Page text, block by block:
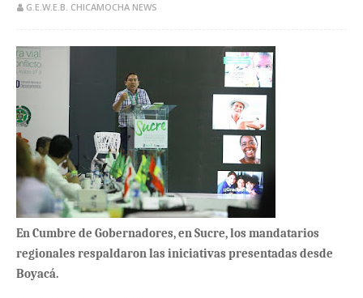
G.E.W.E.B. CHICAMOCHA NEWS
En Cumbre de Gobernadores, en Sucre, los mandatarios
regionales respaldaron las iniciativas presentadas desde
Boyacá.